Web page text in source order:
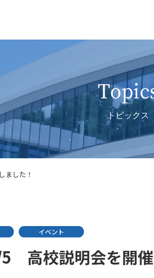
トピックス
した！
イベント
高校説明会を開催